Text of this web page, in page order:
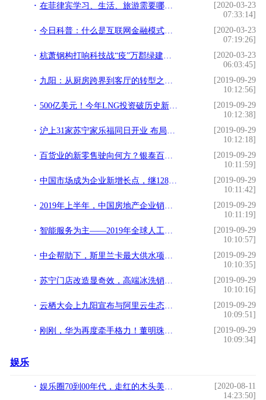
在菲律宾学习、生活、旅游需要哪些app
[2020-03-23
07:33:14]
今日科普：什么是互联网金融模式。你了解每天都用的互联网吗？
[2020-03-23
07:19:26]
杭萧钢构打响科技战“疫”万郡绿建助力远程办公
[2020-03-23
06:03:45]
九阳：从厨房跨界到客厅的转型之路 | 小家电企业解析
[2019-09-29
10:12:56]
500亿美元！今年LNG投资破历史新高！原因和中、美、加等多国有关
[2019-09-29
10:12:38]
沪上31家苏宁家乐福同日开业 布局线下商超场景流量入口
[2019-09-29
10:12:18]
百货业的新零售驶向何方？银泰百货如今给出了最优解
[2019-09-29
10:11:59]
中国市场成为企业新增长点，继1280亿大单后，日企巨头来华寻合作
[2019-09-29
10:11:42]
2019年上半年，中国房地产企业销售业绩TOP100
[2019-09-29
10:11:19]
智能服务为主——2019年全球人工智能行业
[2019-09-29
10:10:57]
中企帮助下，斯里兰卡最大供水项目开工！或将解决47万人用水难题
[2019-09-29
10:10:35]
苏宁门店改造显奇效，高端冰洗销售驶入快车道
[2019-09-29
10:10:16]
云栖大会上九阳宣布与阿里云生态企业签约启动采购数字化
[2019-09-29
10:09:51]
刚刚，华为再度牵手格力！董明珠：格力其它电器也会成为老大
[2019-09-29
10:09:34]
娱乐
娱乐圈70到00年代，走红的木头美人大盘点，天使宝贝“眼技感人”
[2020-08-11
14:23:50]